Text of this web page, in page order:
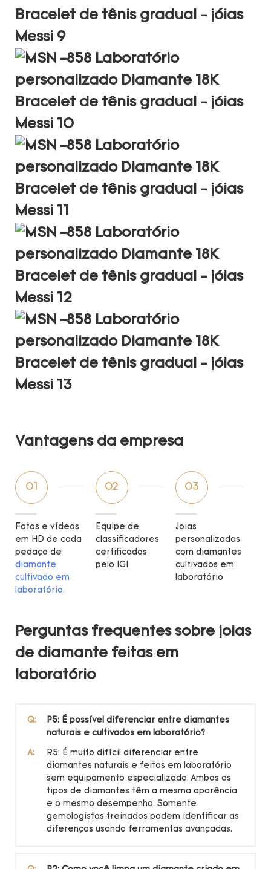
Vantagens da empresa
01
Fotos e vídeos
em HD de cada
pedaço de
diamante
cultivado em
laboratório.
02
Equipe de
classificadores
certificados
pelo IGI
03
Joias
personalizadas
com diamantes
cultivados em
laboratório
Perguntas frequentes sobre joias
de diamante feitas em
laboratório
Q:
P5: É possível diferenciar entre diamantes
naturais e cultivados em laboratório?
A:
R5: É muito difícil diferenciar entre
diamantes naturais e feitos em laboratório
sem equipamento especializado. Ambos os
tipos de diamantes têm a mesma aparência
e o mesmo desempenho. Somente
gemologistas treinados podem identificar as
diferenças usando ferramentas avançadas.